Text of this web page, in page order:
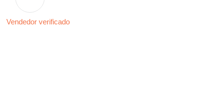
Vendedor verificado